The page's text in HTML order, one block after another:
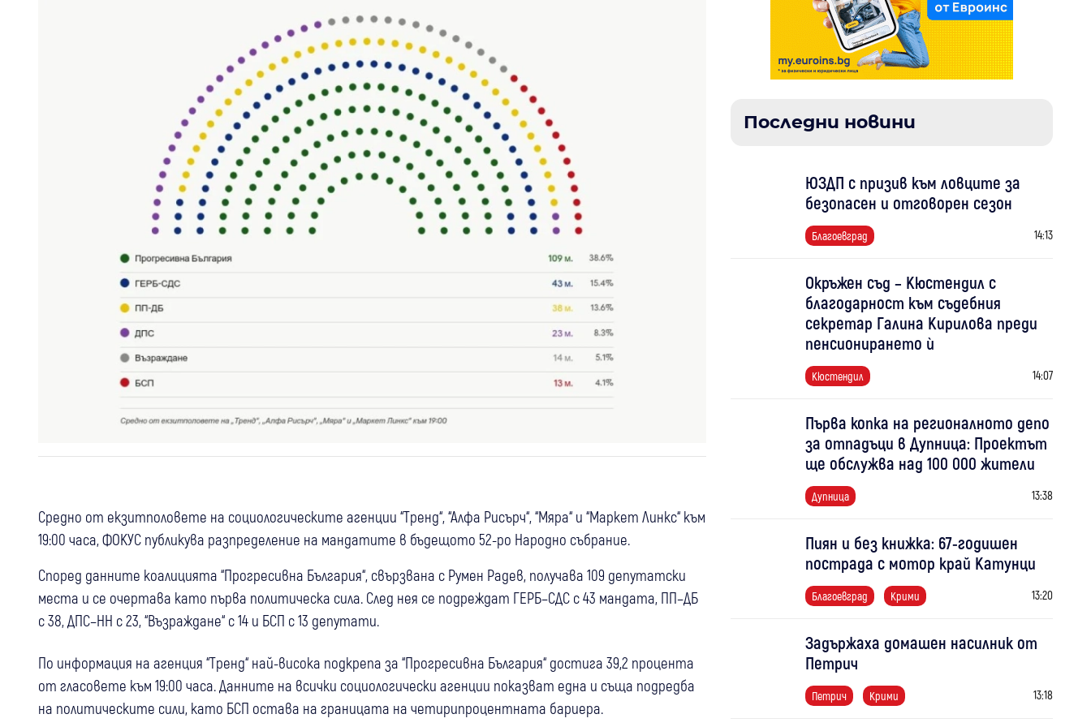
Средно от екзитполовете на социологическите агенции “Тренд“, “Алфа Рисърч“, “Мяра“ и “Маркет Линкс“ към
19:00 часа, ФОКУС публикува разпределение на мандатите в бъдещото 52-ро Народно събрание.
Според данните коалицията “Прогресивна България“, свързвана с Румен Радев, получава 109 депутатски
места и се очертава като първа политическа сила. След нея се подреждат ГЕРБ–СДС с 43 мандата, ПП–ДБ
с 38, ДПС–НН с 23, “Възраждане“ с 14 и БСП с 13 депутати.
По информация на агенция “Тренд“ най-висока подкрепа за “Прогресивна България“ достига 39,2 процента
от гласовете към 19:00 часа. Данните на всички социологически агенции показват една и съща подредба
на политическите сили, като БСП остава на границата на четирипроцентната бариера.
Последни новини
ЮЗДП с призив към ловците за
безопасен и отговорен сезон
Благоевград 14:13
Окръжен съд – Кюстендил с
благодарност към съдебния
секретар Галина Кирилова преди
пенсионирането ѝ
Кюстендил 14:07
Първа копка на регионалното депо
за отпадъци в Дупница: Проектът
ще обслужва над 100 000 жители
Дупница 13:38
Пиян и без книжка: 67-годишен
пострада с мотор край Катунци
Благоевград Крими 13:20
Задържаха домашен насилник от
Петрич
Петрич Крими 13:18